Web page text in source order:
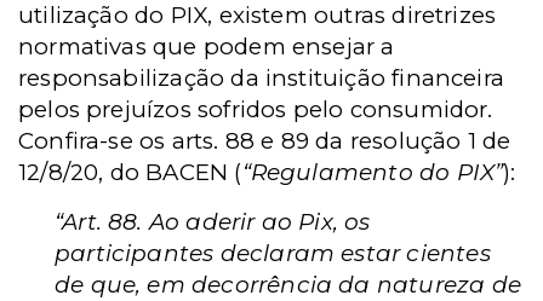
utilização do PIX, existem outras diretrizes
normativas que podem ensejar a
responsabilização da instituição financeira
pelos prejuízos sofridos pelo consumidor.
Confira-se os arts. 88 e 89 da resolução 1 de
12/8/20, do BACEN (“Regulamento do PIX”):
“Art. 88. Ao aderir ao Pix, os
participantes declaram estar cientes
de que, em decorrência da natureza de